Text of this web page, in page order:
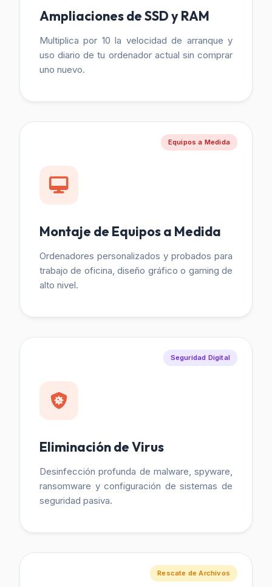
Ampliaciones de SSD y RAM
Multiplica por 10 la velocidad de arranque y
uso diario de tu ordenador actual sin comprar
uno nuevo.
Equipos a Medida
Montaje de Equipos a Medida
Ordenadores personalizados y probados para
trabajo de oficina, diseño gráfico o gaming de
alto nivel.
Seguridad Digital
Eliminación de Virus
Desinfección profunda de malware, spyware,
ransomware y configuración de sistemas de
seguridad pasiva.
Rescate de Archivos